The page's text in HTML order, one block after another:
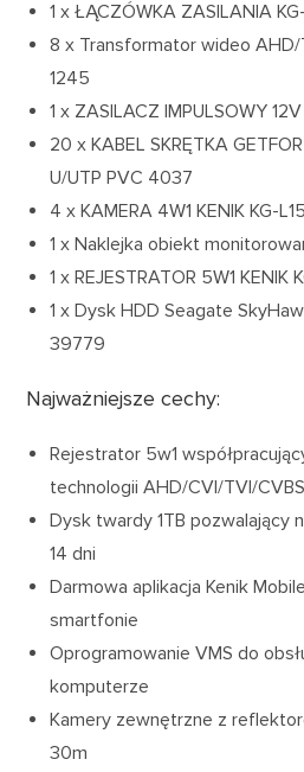
1 x ŁĄCZÓWKA ZASILANIA
8 x Transformator wideo AHD/
1245
1 x ZASILACZ IMPULSOWY
20 x KABEL SKRĘTKA
U/UTP PVC 4037
4 x KAMERA 4W1 KENIK KG-
1 x Naklejka obiekt
1 x REJESTRATOR 5W1
1 x Dysk HDD Seagate
39779
Najważniejsze cechy:
Rejestrator 5w1
technologii AHD/CVI/TVI/
Dysk twardy 1TB pozwalający
14 dni
Darmowa aplikacja Kenik
smartfonie
Oprogramowanie VMS do
komputerze
Kamery zewnętrzne z
30m